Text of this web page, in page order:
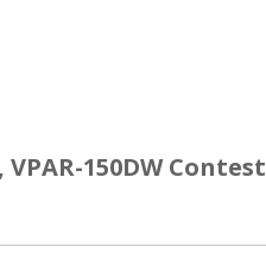
150DW Contest